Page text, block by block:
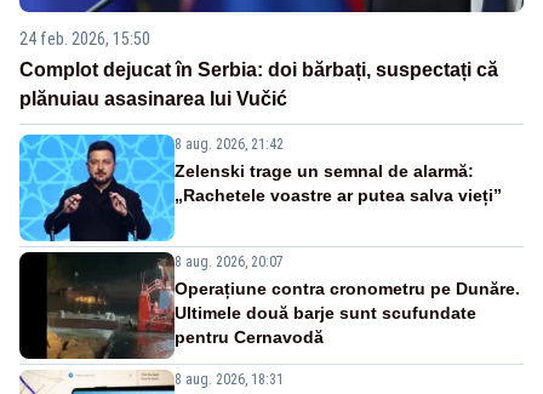
24 feb. 2026, 15:50
Complot dejucat în Serbia: doi bărbați, suspectați că
plănuiau asasinarea lui Vučić
8 aug. 2026, 21:42
Zelenski trage un semnal de alarmă:
„Rachetele voastre ar putea salva vieți”
8 aug. 2026, 20:07
Operațiune contra cronometru pe Dunăre.
Ultimele două barje sunt scufundate
pentru Cernavodă
8 aug. 2026, 18:31